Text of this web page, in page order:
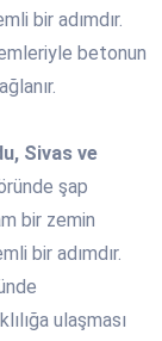
bir adımdır.
betonun
Sivas ve
şap
bir zemin
bir adımdır.
ulaşması